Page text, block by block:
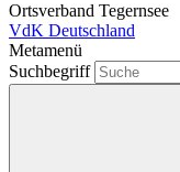
Ortsverband Tegernsee
VdK Deutschland
Metamenü
Suchbegriff